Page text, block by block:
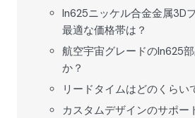
In625ニッケル合金金属3D
最適な価格帯は？
航空宇宙グレードのIn625
か？
リードタイムはどのくらい
カスタムデザインのサポー